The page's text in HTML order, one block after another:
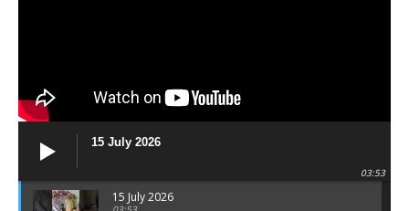
15 July 2026
03:53
15 July 2026